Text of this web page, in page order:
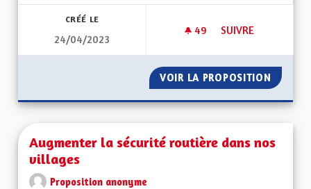
CRÉÉ LE
24/04/2023
49 49 ABONNÉS
SUIVRE
VOIR LA PROPOSITION
Augmenter la sécurité routière dans nos
villages
Proposition anonyme